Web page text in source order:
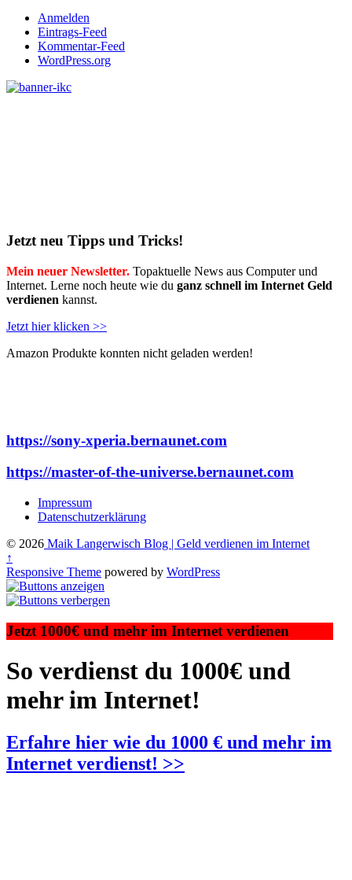
Anmelden
Eintrags-Feed
Kommentar-Feed
WordPress.org
Jetzt neu Tipps und Tricks!
Mein neuer Newsletter. Topaktuelle News aus Computer und
Internet. Lerne noch heute wie du ganz schnell im Internet Geld
verdienen kannst.
Jetzt hier klicken >>
Amazon Produkte konnten nicht geladen werden!
https://sony-xperia.bernaunet.com
https://master-of-the-universe.bernaunet.com
Impressum
Datenschutzerklärung
© 2026 Maik Langerwisch Blog | Geld verdienen im Internet
↑
Responsive Theme powered by WordPress
Jetzt 1000€ und mehr im Internet verdienen
So verdienst du 1000€ und
mehr im Internet!
Erfahre hier wie du 1000 € und mehr im
Internet verdienst! >>